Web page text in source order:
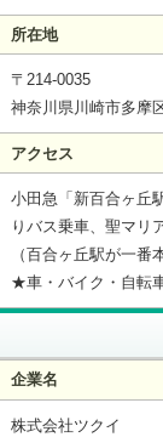
所在地
〒214-0035
神奈川県川崎市多摩
アクセス
小田急「新百合ヶ丘
りバス乗車、聖マリ
（百合ヶ丘駅が一番
★車・バイク・自転
企業名
株式会社ツクイ